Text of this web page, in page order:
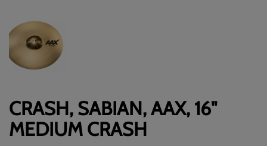
CRASH, SABIAN, AAX, 16"
MEDIUM CRASH